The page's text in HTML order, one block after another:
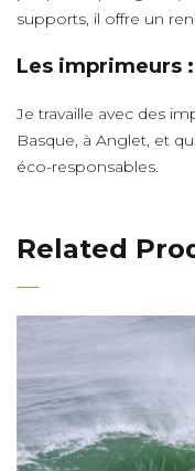
supports, il offre un
Les imprimeurs :
Je travaille avec des
Basque, à Anglet, et
éco-responsables.
Related